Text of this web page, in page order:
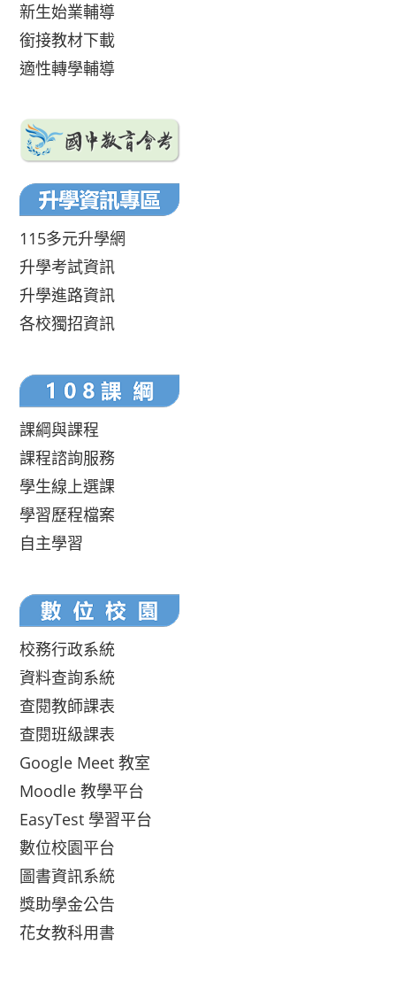
新生始業輔導
銜接教材下載
適性轉學輔導
115多元升學網
升學考試資訊
升學進路資訊
各校獨招資訊
課綱與課程
課程諮詢服務
學生線上選課
學習歷程檔案
自主學習
校務行政系統
資料查詢系統
查閱教師課表
查閱班級課表
Google Meet 教室
Moodle 教學平台
EasyTest 學習平台
數位校園平台
圖書資訊系統
獎助學金公告
花女教科用書